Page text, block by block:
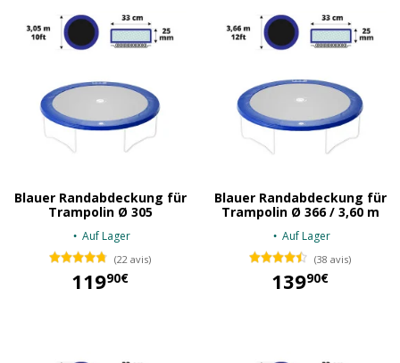
Blauer Randabdeckung für
Trampolin Ø 305
Auf Lager
(22 avis)
11990€
Blauer Randabdeckung für
Trampolin Ø 366 / 3,60 m
Auf Lager
(38 avis)
13990€